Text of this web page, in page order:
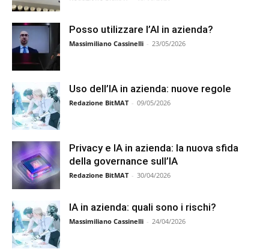
Posso utilizzare l’AI in azienda?
Massimiliano Cassinelli - 23/05/2026
Uso dell’IA in azienda: nuove regole
Redazione BitMAT - 09/05/2026
Privacy e IA in azienda: la nuova sfida
della governance sull’IA
Redazione BitMAT - 30/04/2026
IA in azienda: quali sono i rischi?
Massimiliano Cassinelli - 24/04/2026